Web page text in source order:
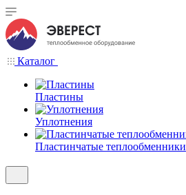
Каталог
Пластины
Уплотнения
Пластинчатые теплообменники